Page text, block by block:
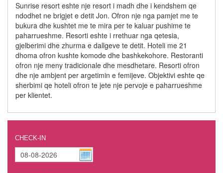
Sunrise resort eshte nje resort i madh dhe i kendshem qe
ndodhet ne brigjet e detit Jon. Ofron nje nga pamjet me te
bukura dhe kushtet me te mira per te kaluar pushime te
paharrueshme. Resorti eshte i rrethuar nga qetesia,
gjelberimi dhe zhurma e dallgeve te detit. Hoteli me 21
dhoma ofron kushte komode dhe bashkekohore. Restoranti
ofron nje meny tradicionale dhe mesdhetare. Resorti ofron
dhe nje ambjent per argetimin e femijeve. Objektivi eshte qe
sherbimi qe hoteli ofron te jete nje pervoje e paharrueshme
per klientet.
CHECK-IN